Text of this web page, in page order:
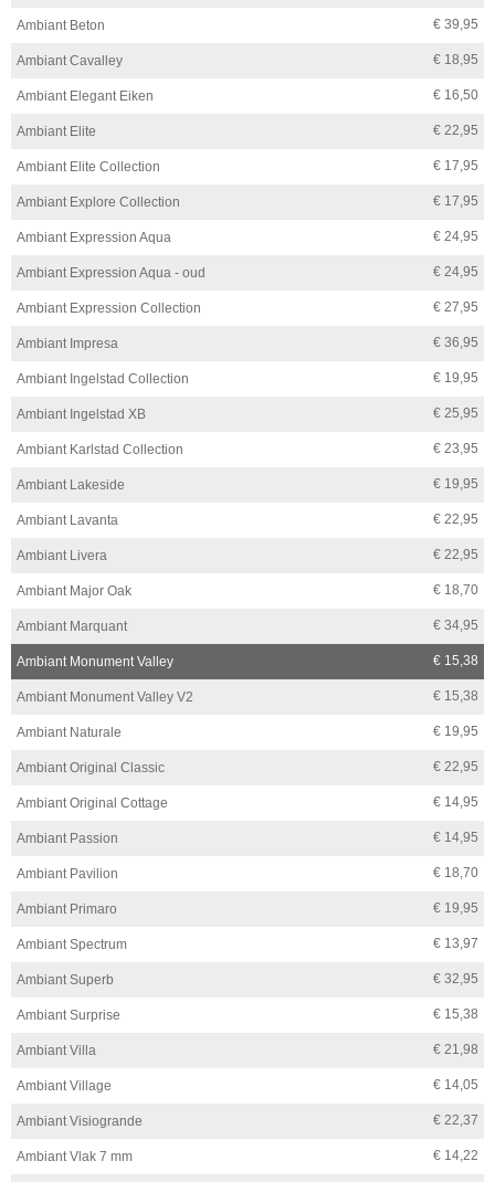
Ambiant Beton € 39,95
Ambiant Cavalley € 18,95
Ambiant Elegant Eiken € 16,50
Ambiant Elite € 22,95
Ambiant Elite Collection € 17,95
Ambiant Explore Collection € 17,95
Ambiant Expression Aqua € 24,95
Ambiant Expression Aqua - oud € 24,95
Ambiant Expression Collection € 27,95
Ambiant Impresa € 36,95
Ambiant Ingelstad Collection € 19,95
Ambiant Ingelstad XB € 25,95
Ambiant Karlstad Collection € 23,95
Ambiant Lakeside € 19,95
Ambiant Lavanta € 22,95
Ambiant Livera € 22,95
Ambiant Major Oak € 18,70
Ambiant Marquant € 34,95
Ambiant Monument Valley € 15,38
Ambiant Monument Valley V2 € 15,38
Ambiant Naturale € 19,95
Ambiant Original Classic € 22,95
Ambiant Original Cottage € 14,95
Ambiant Passion € 14,95
Ambiant Pavilion € 18,70
Ambiant Primaro € 19,95
Ambiant Spectrum € 13,97
Ambiant Superb € 32,95
Ambiant Surprise € 15,38
Ambiant Villa € 21,98
Ambiant Village € 14,05
Ambiant Visiogrande € 22,37
Ambiant Vlak 7 mm € 14,22